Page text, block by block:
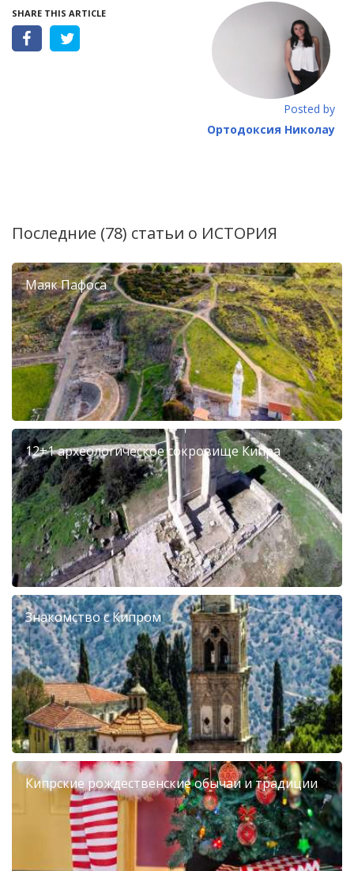
SHARE THIS ARTICLE
Posted by
Ортодоксия Николау
Последние (78) статьи о ИСТОРИЯ
Маяк Пафоса
12+1 археологическое сокровище Кипра
Знакомство с Кипром
Кипрские рождественские обычаи и традиции